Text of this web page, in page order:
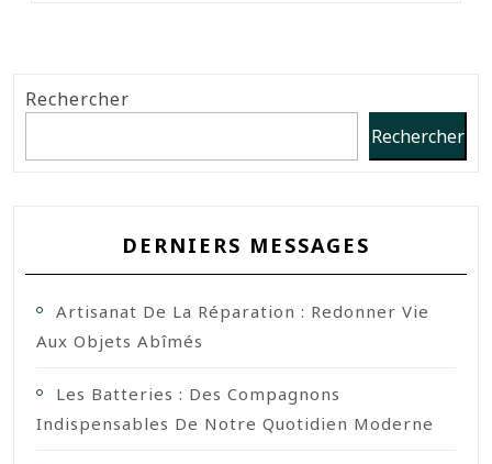
Rechercher
Rechercher
DERNIERS MESSAGES
Artisanat De La Réparation : Redonner Vie
Aux Objets Abîmés
Les Batteries : Des Compagnons
Indispensables De Notre Quotidien Moderne